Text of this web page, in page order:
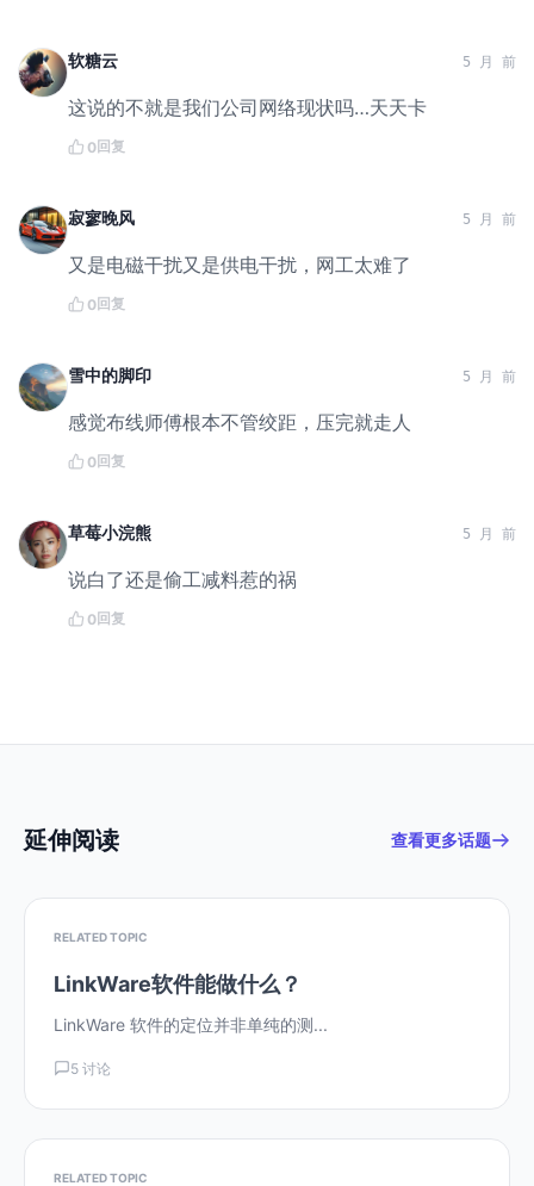
软糖云 5 月 前
这说的不就是我们公司网络现状吗…天天卡
0回复
寂寥晚风 5 月 前
又是电磁干扰又是供电干扰，网工太难了
0回复
雪中的脚印 5 月 前
感觉布线师傅根本不管绞距，压完就走人
0回复
草莓小浣熊 5 月 前
说白了还是偷工减料惹的祸
0回复
延伸阅读 查看更多话题
RELATED TOPIC
LinkWare软件能做什么？
LinkWare 软件的定位并非单纯的测...
5 讨论
RELATED TOPIC